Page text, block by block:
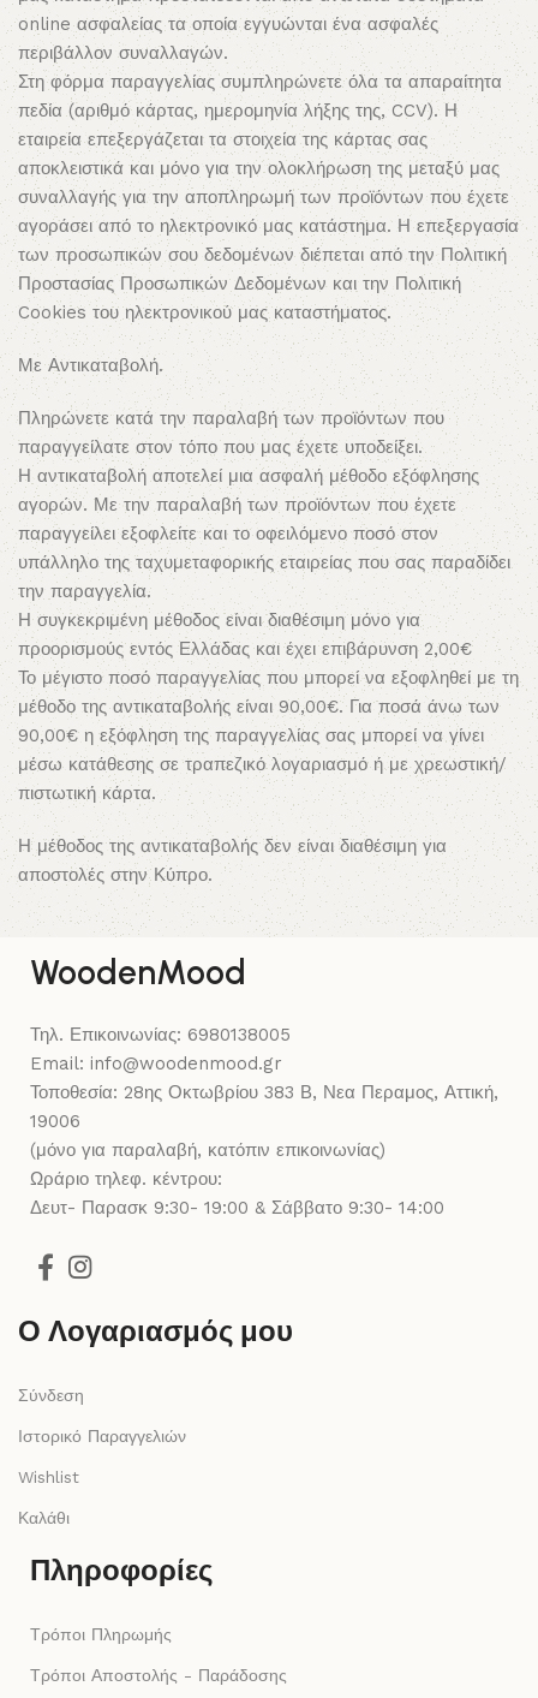
online ασφαλείας τα οποία εγγυώνται ένα ασφαλές
περιβάλλον συναλλαγών.
Στη φόρμα παραγγελίας συμπληρώνετε όλα τα απαραίτητα
πεδία (αριθμό κάρτας, ημερομηνία λήξης της, CCV). Η
εταιρεία επεξεργάζεται τα στοιχεία της κάρτας σας
αποκλειστικά και μόνο για την ολοκλήρωση της μεταξύ μας
συναλλαγής για την αποπληρωμή των προϊόντων που έχετε
αγοράσει από το ηλεκτρονικό μας κατάστημα. Η επεξεργασία
των προσωπικών σου δεδομένων διέπεται από την Πολιτική
Προστασίας Προσωπικών Δεδομένων και την Πολιτική
Cookies του ηλεκτρονικού μας καταστήματος.
Με Αντικαταβολή.
Πληρώνετε κατά την παραλαβή των προϊόντων που
παραγγείλατε στον τόπο που μας έχετε υποδείξει.
Η αντικαταβολή αποτελεί μια ασφαλή μέθοδο εξόφλησης
αγορών. Με την παραλαβή των προϊόντων που έχετε
παραγγείλει εξοφλείτε και το οφειλόμενο ποσό στον
υπάλληλο της ταχυμεταφορικής εταιρείας που σας παραδίδει
την παραγγελία.
Η συγκεκριμένη μέθοδος είναι διαθέσιμη μόνο για
προορισμούς εντός Ελλάδας και έχει επιβάρυνση 2,00€
Το μέγιστο ποσό παραγγελίας που μπορεί να εξοφληθεί με τη
μέθοδο της αντικαταβολής είναι 90,00€. Για ποσά άνω των
90,00€ η εξόφληση της παραγγελίας σας μπορεί να γίνει
μέσω κατάθεσης σε τραπεζικό λογαριασμό ή με χρεωστική/
πιστωτική κάρτα.
Η μέθοδος της αντικαταβολής δεν είναι διαθέσιμη για
αποστολές στην Κύπρο.
WoodenMood
Τηλ. Επικοινωνίας: 6980138005
Email: info@woodenmood.gr
Τοποθεσία: 28ης Οκτωβρίου 383 Β, Νεα Περαμος, Αττική,
19006
(μόνο για παραλαβή, κατόπιν επικοινωνίας)
Ωράριο τηλεφ. κέντρου:
Δευτ- Παρασκ 9:30- 19:00 & Σάββατο 9:30- 14:00
Ο Λογαριασμός μου
Σύνδεση
Ιστορικό Παραγγελιών
Wishlist
Καλάθι
Πληροφορίες
Τρόποι Πληρωμής
Τρόποι Αποστολής - Παράδοσης